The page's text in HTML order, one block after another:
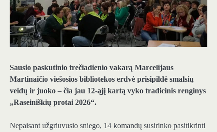
Sausio paskutinio trečiadienio vakarą Marcelijaus
Martinaičio viešosios bibliotekos erdvė prisipildė smalsių
veidų ir juoko – čia jau 12-ąjį kartą vyko tradicinis renginys
„Raseiniškių protai 2026“.
Nepaisant užgriuvusio sniego, 14 komandų susirinko pasitikrinti